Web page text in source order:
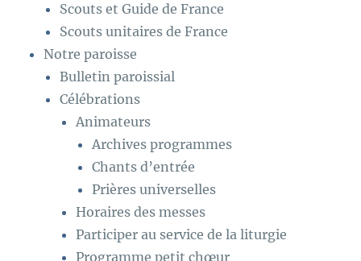
Scouts et Guide de France
Scouts unitaires de France
Notre paroisse
Bulletin paroissial
Célébrations
Animateurs
Archives programmes
Chants d’entrée
Prières universelles
Horaires des messes
Participer au service de la liturgie
Programme petit chœur